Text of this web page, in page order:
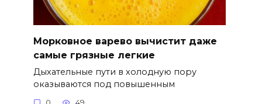
Морковное варево вычистит даже
самые грязные легкие
Дыхательные пути в холодную пору
оказываются под повышенным